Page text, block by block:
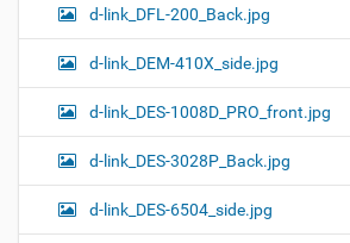
d-link_DFL-200_Back.jpg
d-link_DEM-410X_side.jpg
d-link_DES-1008D_PRO_front.jpg
d-link_DES-3028P_Back.jpg
d-link_DES-6504_side.jpg